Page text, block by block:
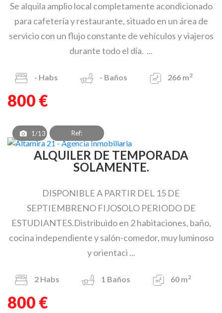
Se alquila amplio local completamente acondicionado
para cafetería y restaurante, situado en un área de
servicio con un flujo constante de vehículos y viajeros
durante todo el día. ...
- Habs - Baños 266 m2
800 €
1/13
Ref:
PAT_CL_3033_1
ALQUILER DE TEMPORADA
SOLAMENTE.
DISPONIBLE A PARTIR DEL 15 DE
SEPTIEMBRENO FIJOSOLO PERIODO DE
ESTUDIANTES.Distribuido en 2 habitaciones, baño,
cocina independiente y salón-comedor, muy luminoso
y orientaci ...
2 Habs 1 Baños 60 m2
800 €